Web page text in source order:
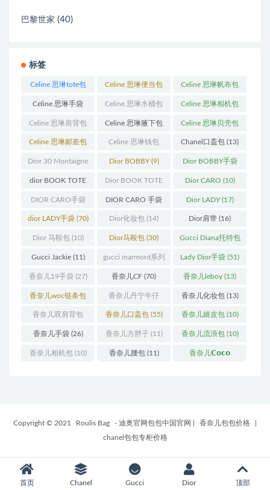
巴黎世家 (40)
标签
Celine 思琳tote包
(23)
Celine 思琳便当包
(14)
Celine 思琳帆布包
(18)
Celine 思琳手袋
(250)
Celine 思琳水桶包
(55)
Celine 思琳相机包
(11)
Celine 思琳肩背包
(12)
Celine 思琳腋下包
(10)
Celine 思琳贝壳包
(12)
Celine 思琳邮差包
(13)
Celine 思琳钱包
(10)
Chanel口盖包 (13)
Dior 30 Montaigne
蒙田(31)
Dior BOBBY(9) Dior BOBBY手袋
(26)
dior BOOK TOTE
(12)
Dior BOOK TOTE
手袋(163)
Dior CARO (10)
DIOR CARO手袋
(11)
DIOR CARO 手袋
(31)
Dior LADY(17)
dior LADY手袋(70) Dior化妆包 (14) Dior肩带 (16)
Dior 马鞍包(10) Dior马鞍包 (30) Gucci Diana托特包
(11)
Gucci Jackie(11) gucci marmont系列
(19)
Lady Dior手袋 (51)
香奈儿19手袋 (27) 香奈儿CF (70) 香奈儿leboy (13)
香奈儿woc链条包
(11)
香奈儿丹宁牛仔
(12)
香奈儿化妆包(13)
香奈儿双肩背包
(13)
香奈儿口盖包(55) 香奈儿嬉皮包(10)
香奈儿手袋(26) 香奈儿方胖子(11) 香奈儿流浪包(10)
香奈儿相机包(10) 香奈儿腰包(11) 香奈儿𝗖𝗼𝗰𝗼
Copyright © 2021 Roulis Bag - 迪奥官网包包中国官网 香奈儿包包价格
chanel包包专柜价格
首页 Chanel Gucci Dior 顶部